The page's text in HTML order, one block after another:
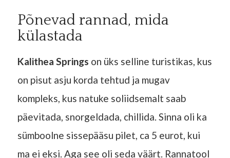
Põnevad rannad, mida
külastada
Kalithea Springs on üks selline turistikas, kus
on pisut asju korda tehtud ja mugav
kompleks, kus natuke soliidsemalt saab
päevitada, snorgeldada, chillida. Sinna oli ka
sümboolne sissepääsu pilet, ca 5 eurot, kui
ma ei eksi. Aga see oli seda väärt. Rannatool